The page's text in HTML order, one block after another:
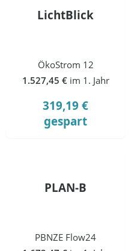
LichtBlick
ÖkoStrom 12
1.527,45 € im 1. Jahr
319,19 €
gespart
PLAN-B
PBNZE Flow24